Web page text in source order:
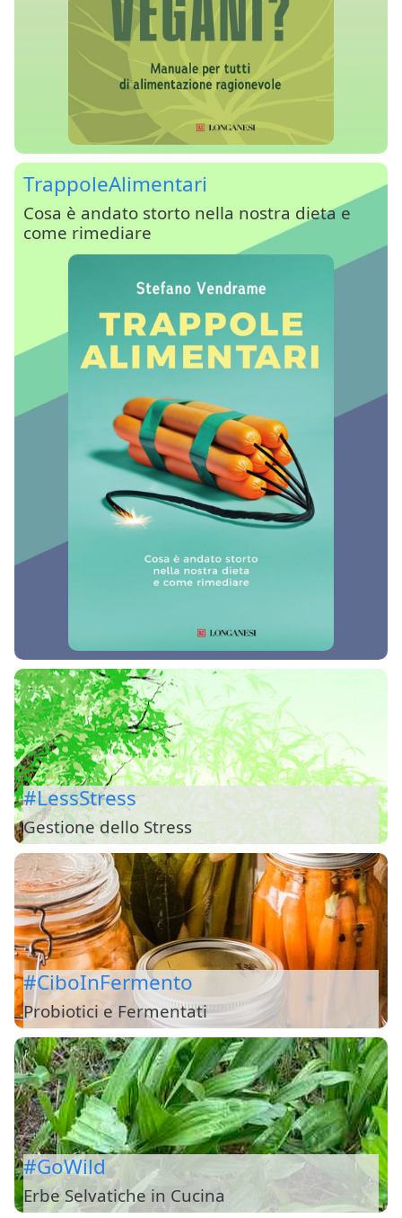
TrappoleAlimentari
Cosa è andato storto nella nostra dieta e
come rimediare
#LessStress
Gestione dello Stress
#CiboInFermento
Probiotici e Fermentati
#GoWild
Erbe Selvatiche in Cucina